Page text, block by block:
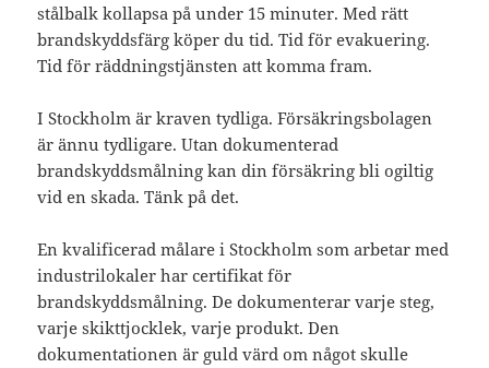
stålbalk kollapsa på under 15 minuter. Med rätt
brandskyddsfärg köper du tid. Tid för evakuering.
Tid för räddningstjänsten att komma fram.
I Stockholm är kraven tydliga. Försäkringsbolagen
är ännu tydligare. Utan dokumenterad
brandskyddsmålning kan din försäkring bli ogiltig
vid en skada. Tänk på det.
En kvalificerad målare i Stockholm som arbetar med
industrilokaler har certifikat för
brandskyddsmålning. De dokumenterar varje steg,
varje skikttjocklek, varje produkt. Den
dokumentationen är guld värd om något skulle